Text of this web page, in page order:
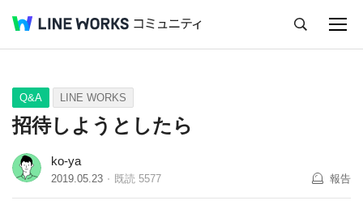
Q&A Tips Ideas
Q&A LINE WORKS
招待しようとしたら
ko-ya
2019.05.23 既読 5577 報告